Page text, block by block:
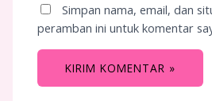
Simpan nama, email, dan
peramban ini untuk komentar